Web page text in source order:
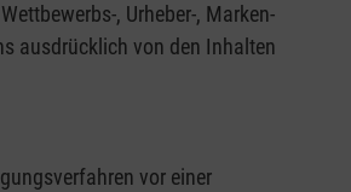
, Urheber-, Marken-
ausdrücklich von den Inhalten
vor einer